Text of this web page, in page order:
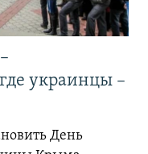
украинцы –
День